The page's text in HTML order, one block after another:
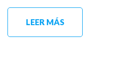
LEER MÁS